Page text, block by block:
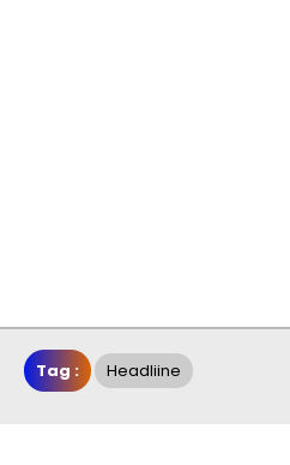
Tag : Headliine